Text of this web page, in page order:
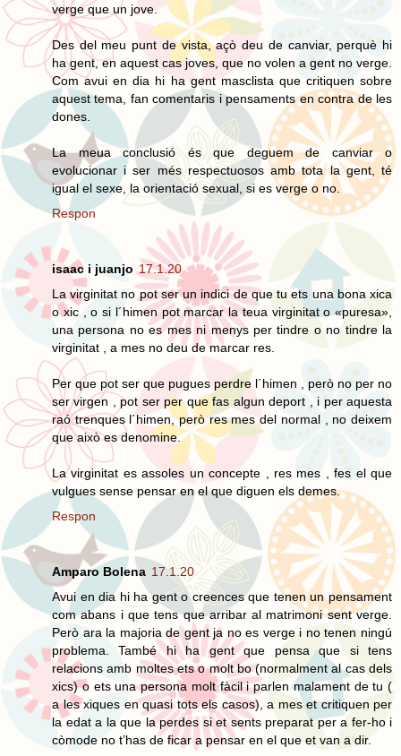
verge que un jove.
Des del meu punt de vista, açò deu de canviar, perquè hi
ha gent, en aquest cas joves, que no volen a gent no verge.
Com avui en dia hi ha gent masclista que critiquen sobre
aquest tema, fan comentaris i pensaments en contra de les
dones.
La meua conclusió és que deguem de canviar o
evolucionar i ser més respectuosos amb tota la gent, té
igual el sexe, la orientació sexual, si es verge o no.
Respon
isaac i juanjo 17.1.20
La virginitat no pot ser un indici de que tu ets una bona xica
o xic , o si l´himen pot marcar la teua virginitat o «puresa»,
una persona no es mes ni menys per tindre o no tindre la
virginitat , a mes no deu de marcar res.
Per que pot ser que pugues perdre l´himen , però no per no
ser virgen , pot ser per que fas algun deport , i per aquesta
raó trenques l´himen, però res mes del normal , no deixem
que això es denomine.
La virginitat es assoles un concepte , res mes , fes el que
vulgues sense pensar en el que diguen els demes.
Respon
Amparo Bolena 17.1.20
Avui en dia hi ha gent o creences que tenen un pensament
com abans i que tens que arribar al matrimoni sent verge.
Però ara la majoria de gent ja no es verge i no tenen ningú
problema. També hi ha gent que pensa que si tens
relacions amb moltes ets o molt bo (normalment al cas dels
xics) o ets una persona molt fàcil i parlen malament de tu (
a les xiques en quasi tots els casos), a mes et critiquen per
la edat a la que la perdes si et sents preparat per a fer-ho i
còmode no t’has de ficar a pensar en el que et van a dir.